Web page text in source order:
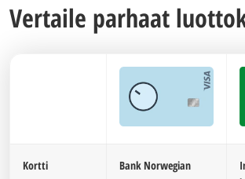
Vertaile parhaat
Kortti Bank Norwegian